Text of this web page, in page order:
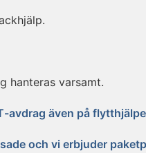
hanteras varsamt.
avdrag även på
och vi erbjuder